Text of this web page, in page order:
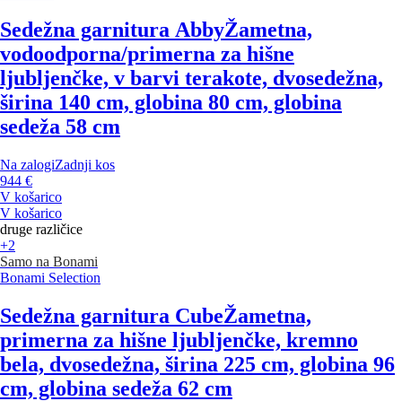
Sedežna garnitura AbbyŽametna,
vodoodporna/primerna za hišne
ljubljenčke, v barvi terakote, dvosedežna,
širina 140 cm, globina 80 cm, globina
sedeža 58 cm
Na zalogiZadnji kos
944 €
V košarico
V košarico
druge različice
+2
Samo na Bonami
Bonami Selection
Sedežna garnitura CubeŽametna,
primerna za hišne ljubljenčke, kremno
bela, dvosedežna, širina 225 cm, globina 96
cm, globina sedeža 62 cm